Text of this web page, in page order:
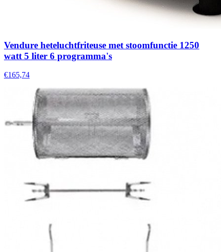
Vendure heteluchtfriteuse met stoomfunctie 1250
watt 5 liter 6 programma's
€165,74